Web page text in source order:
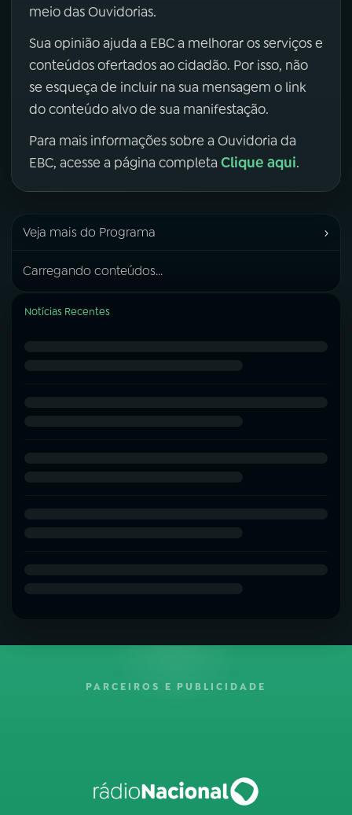
meio das Ouvidorias.
Sua opinião ajuda a EBC a melhorar os serviços e
conteúdos ofertados ao cidadão. Por isso, não
se esqueça de incluir na sua mensagem o link
do conteúdo alvo de sua manifestação.
Para mais informações sobre a Ouvidoria da
EBC, acesse a página completa Clique aqui.
Veja mais do Programa ›
Carregando conteúdos...
Notícias Recentes
PARCEIROS E PUBLICIDADE